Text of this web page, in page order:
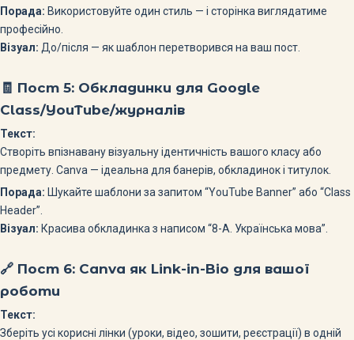
Порада: Використовуйте один стиль — і сторінка виглядатиме
професійно.
Візуал: До/після — як шаблон перетворився на ваш пост.
🧾 Пост 5: Обкладинки для Google
Class/YouTube/журналів
Текст:
Створіть впізнавану візуальну ідентичність вашого класу або
предмету. Canva — ідеальна для банерів, обкладинок і титулок.
Порада: Шукайте шаблони за запитом “YouTube Banner” або “Class
Header”.
Візуал: Красива обкладинка з написом “8-А. Українська мова”.
🔗 Пост 6: Canva як Link-in-Bio для вашої
роботи
Текст:
Зберіть усі корисні лінки (уроки, відео, зошити, реєстрації) в одній